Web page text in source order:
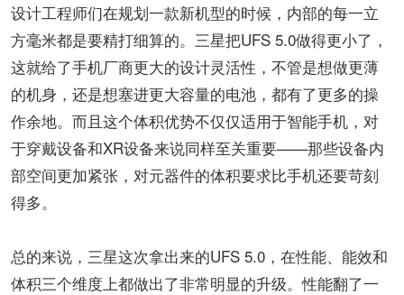
设计工程师们在规划一款新机型的时候，内部的每一立
方毫米都是要精打细算的。三星把UFS 5.0做得更小了，
这就给了手机厂商更大的设计灵活性，不管是想做更薄
的机身，还是想塞进更大容量的电池，都有了更多的操
作余地。而且这个体积优势不仅仅适用于智能手机，对
于穿戴设备和XR设备来说同样至关重要——那些设备内
部空间更加紧张，对元器件的体积要求比手机还要苛刻
得多。
总的来说，三星这次拿出来的UFS 5.0，在性能、能效和
体积三个维度上都做出了非常明显的升级。性能翻了一